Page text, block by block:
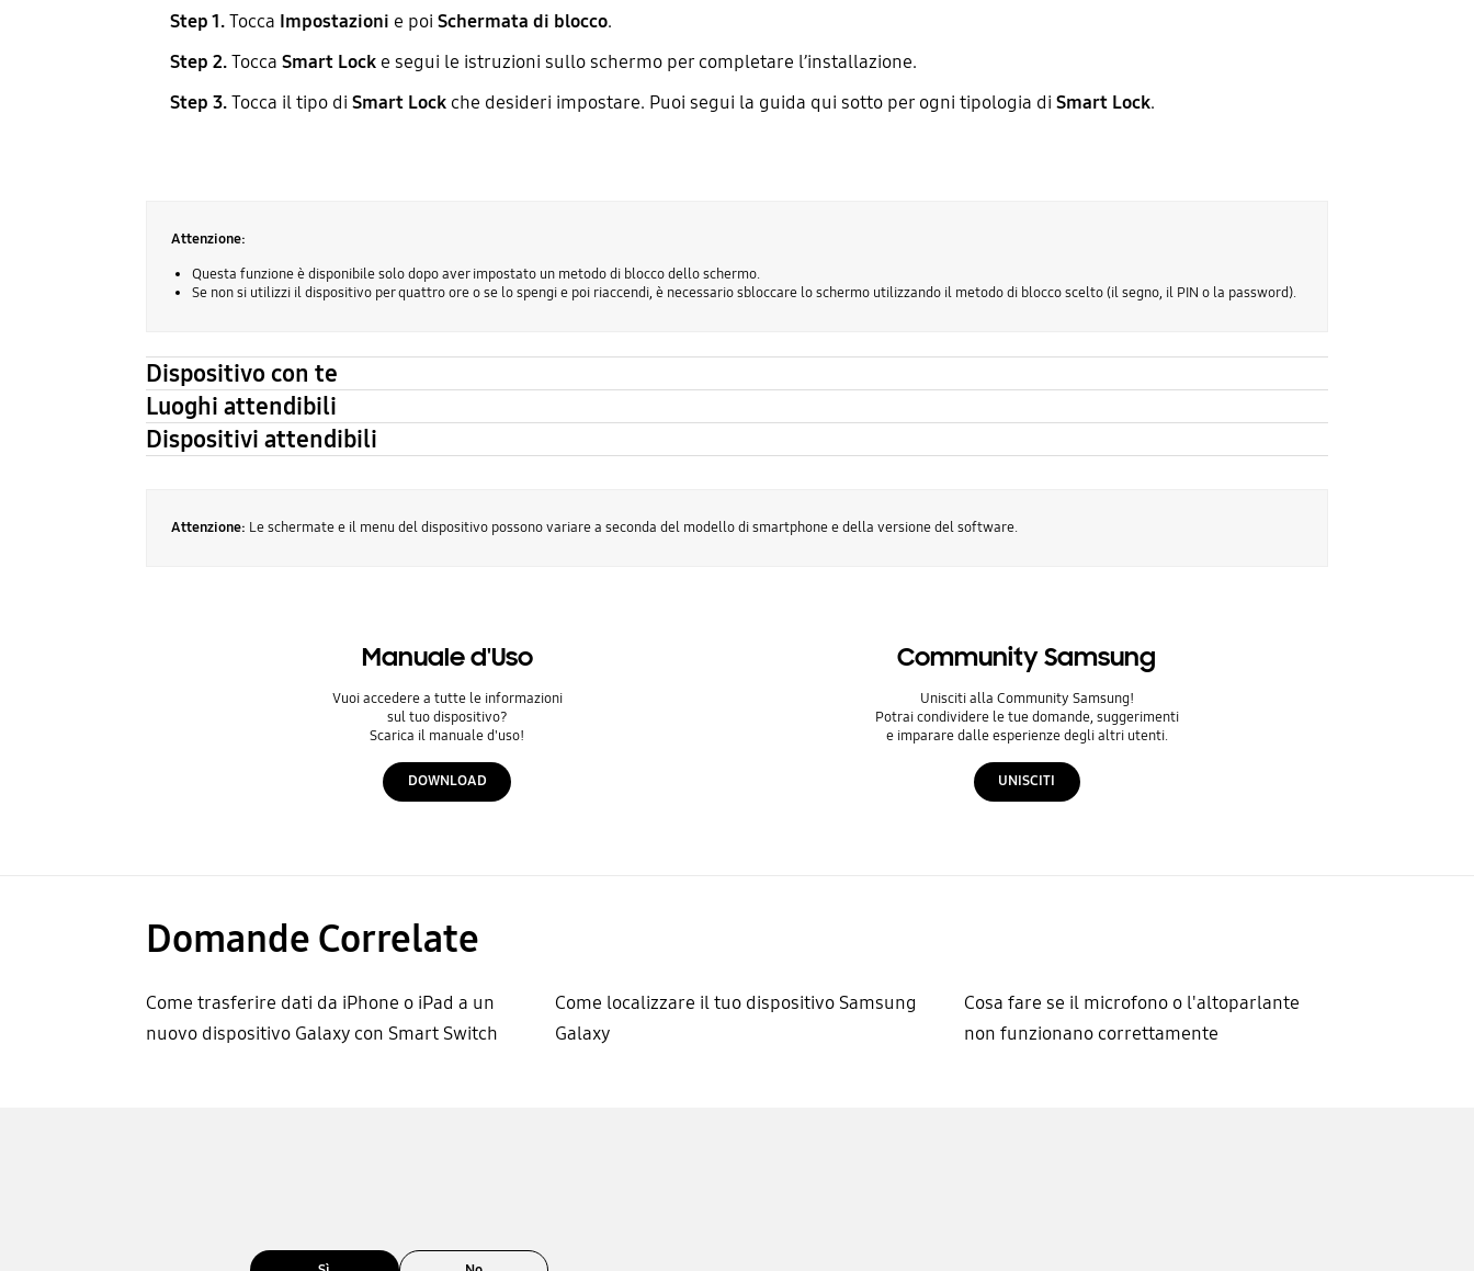
Step 1.Tocca Impostazioni e poi Schermata di blocco.
Step 2.Tocca Smart Locke segui le istruzioni sullo schermo per completare l’installazione.
Step 3.Tocca il tipo di Smart Lockche desideri impostare. Puoi segui la guida qui sotto per ogni tipologia di Smart Lock.
Attenzione:
Questa funzione è disponibile solo dopo aver impostato un metodo di blocco dello schermo.
Se non si utilizzi il dispositivo per quattro ore o se lo spengi e poi riaccendi, è necessario sbloccare lo schermo utilizzando il metodo di blocco scelto (il segno, il PIN o la password).
Dispositivo con te
Luoghi attendibili
Dispositivi attendibili
Attenzione: Le schermate e il menu del dispositivo possono variare a seconda del modello di smartphone e della versione del software.
Manuale d'Uso
Vuoi accedere a tutte le informazioni
sul tuo dispositivo?
Scarica il manuale d'uso!
DOWNLOAD
Community Samsung
Unisciti alla Community Samsung!
Potrai condividere le tue domande, suggerimenti
e imparare dalle esperienze degli altri utenti.
UNISCITI
Domande Correlate
Come trasferire dati da iPhone o iPad a un
nuovo dispositivo Galaxy con Smart Switch
Come localizzare il tuo dispositivo Samsung
Galaxy
Cosa fare se il microfono o l'altoparlante
non funzionano correttamente